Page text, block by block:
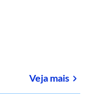
Veja mais